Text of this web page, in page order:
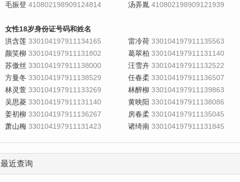
毛振登 410802198909124814 汤弄胤 410802198909121939
女性18岁身份证号码和姓名
洪含莲 330104197911134165 雷冷荷 330104197911135563
颜笑柳 330104197911131802 葛翠柏 330104197911131140
苏傲丝 330104197911138000 汪雪卉 330104197911132522
方曼冬 330104197911138529 任春柔 330104197911136507
林灵萱 330104197911133269 林醉柳 330104197911139863
吴思菱 330104197911131140 黄映阳 330104197911138086
姜初柳 330104197911136267 房春柔 330104197911135045
萧山梅 330104197911131423 诸绮南 330104197911131845
最近查询